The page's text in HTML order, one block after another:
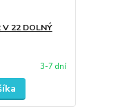
V 22 DOLNÝ
3-7 dní